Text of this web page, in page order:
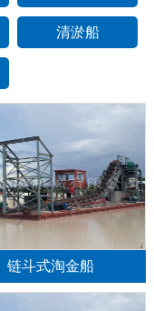
清淤船
链斗式淘金船